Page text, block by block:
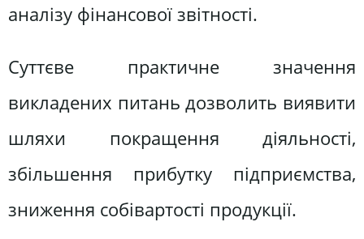
аналізу фінансової звітності.
Суттєве практичне значення
викладених питань дозволить виявити
шляхи покращення діяльності,
збільшення прибутку підприємства,
зниження собівартості продукції.